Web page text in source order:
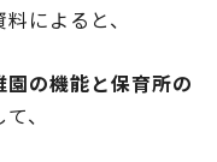
料によると、
園の機能と保育所の
、